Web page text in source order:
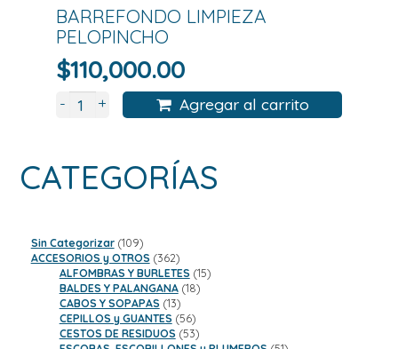
BARREFONDO LIMPIEZA
PELOPINCHO
$110,000.00
- + Agregar al carrito
CATEGORÍAS
Sin Categorizar 109109
productos
ACCESORIOS y OTROS 362362
productos
ALFOMBRAS Y BURLETES 1515
BALDES Y PALANGANA 1818
CABOS Y SOPAPAS 1313
productos
CEPILLOS y GUANTES 5656
productos
CESTOS DE RESIDUOS 5353